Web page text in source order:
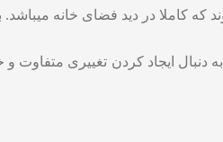
در دید فضای خانه میباشد.
دنبال ایجاد کردن تغییری